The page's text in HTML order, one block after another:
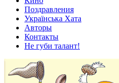
Поздравления
Українська Хата
Авторы
Контакты
Не губи талант!